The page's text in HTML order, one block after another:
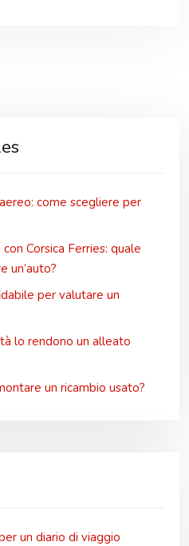
come scegliere per
Corsica Ferries: quale
un’auto?
per valutare un
lo rendono un alleato
un ricambio usato?
un diario di viaggio